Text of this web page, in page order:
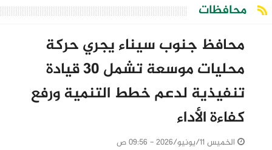
محافظات
محافظ جنوب سيناء يجري حركة
محليات موسعة تشمل 30 قيادة
تنفيذية لدعم خطط التنمية ورفع
كفاءة الأداء
الخميس 11/يونيو/2026 - 09:56 ص